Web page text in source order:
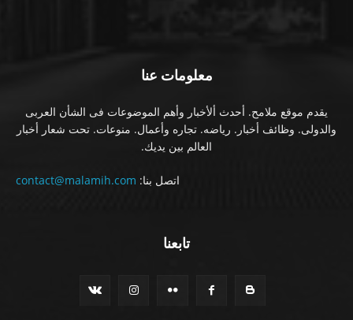
معلومات عنا
يقدم موقع ملامح. أحدث ألأخبار وأهم الموضوعات فى الشأن العربى
والدولى. وظائف أخبار. رياضه. تجاره وأعمال. منوعات. تحت شعار أخبار
العالم بين يديك.
اتصل بنا: contact@malamih.com
تابعنا